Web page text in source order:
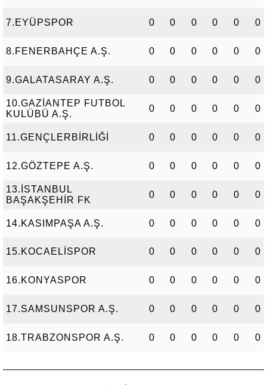
7.EYÜPSPOR 0 0 0 0 0 0
8.FENERBAHÇE A.Ş. 0 0 0 0 0 0
9.GALATASARAY A.Ş. 0 0 0 0 0 0
10.GAZİANTEP FUTBOL
KULÜBÜ A.Ş.
0 0 0 0 0 0
11.GENÇLERBİRLİĞİ 0 0 0 0 0 0
12.GÖZTEPE A.Ş. 0 0 0 0 0 0
13.İSTANBUL
BAŞAKŞEHİR FK
0 0 0 0 0 0
14.KASIMPAŞA A.Ş. 0 0 0 0 0 0
15.KOCAELİSPOR 0 0 0 0 0 0
16.KONYASPOR 0 0 0 0 0 0
17.SAMSUNSPOR A.Ş. 0 0 0 0 0 0
18.TRABZONSPOR A.Ş. 0 0 0 0 0 0